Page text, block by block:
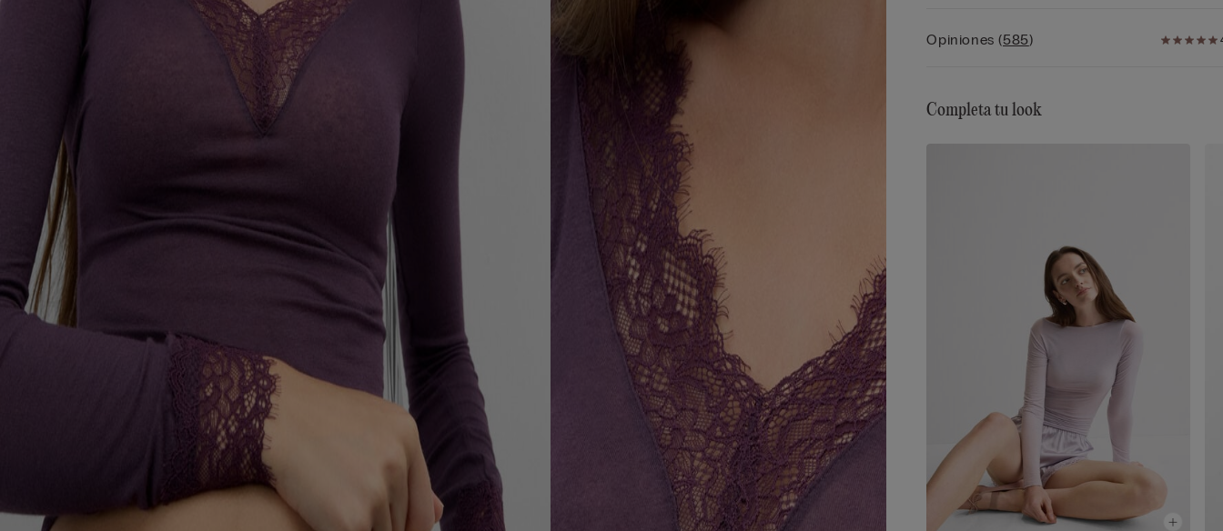
cuerpo. Adornada con delicados detalles de
Abarca una amplia gama de tallas. Una opción
sofisticada como camiseta interior con encaje o
camiseta con cashmere, perfecta para cualquier
Opiniones(585)
Completa tu look